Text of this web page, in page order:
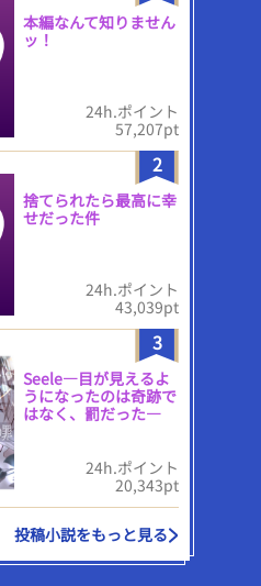
本編なんて知りません
ッ！
24h.ポイント
57,207pt
2
捨てられたら最高に幸
せだった件
24h.ポイント
43,039pt
3
Seele―目が見えるよ
うになったのは奇跡で
はなく、罰だった―
24h.ポイント
20,343pt
投稿小説をもっと見る